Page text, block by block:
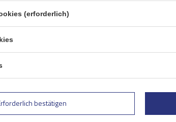
und Sonderangebote informiert zu
(erforderlich)
bestätigen